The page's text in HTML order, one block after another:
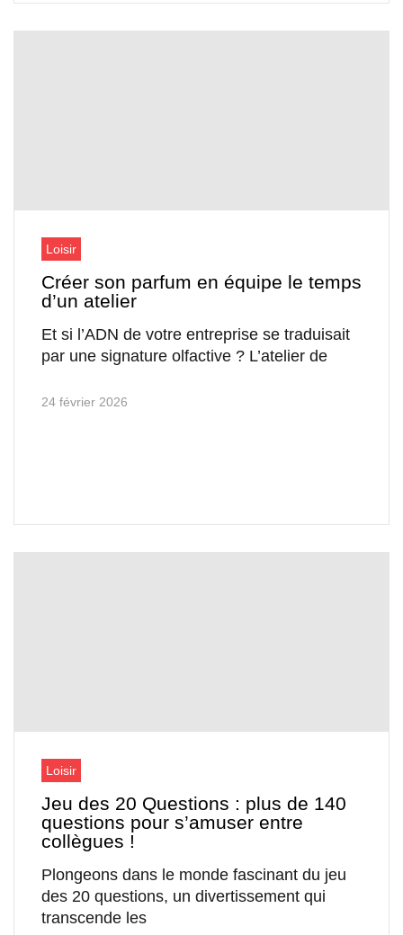
Loisir
Créer son parfum en équipe le temps
d’un atelier
Et si l’ADN de votre entreprise se traduisait
par une signature olfactive ? L’atelier de
24 février 2026
Loisir
Jeu des 20 Questions : plus de 140
questions pour s’amuser entre
collègues !
Plongeons dans le monde fascinant du jeu
des 20 questions, un divertissement qui
transcende les